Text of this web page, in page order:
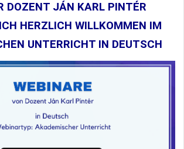
DOZENT JÁN KARL PINTÉR
HERZLICH WILLKOMMEN IM
UNTERRICHT IN DEUTSCH